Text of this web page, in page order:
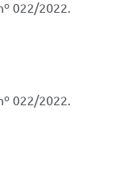
022/2022.
022/2022.